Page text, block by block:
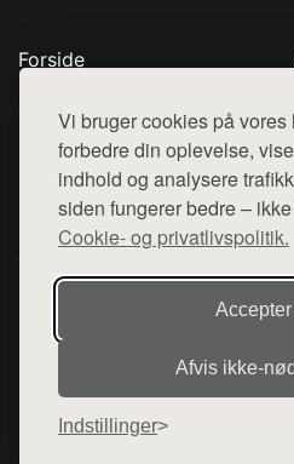
Vi bruger cookies på
forbedre din oplevelse,
indhold og analysere
siden fungerer bedre –
Cookie- og privatlivspolitik.
Afvis
Indstillinger
Forside
Top Rabatter
Blog
Kontakt
Denne side er en del af want.dk,
hjemmesider med præsentation
diverse webshops. Der sælges
varerne på lager.